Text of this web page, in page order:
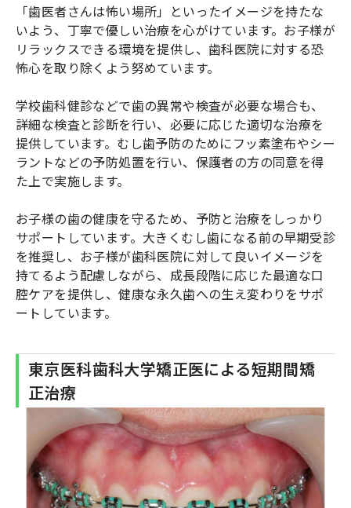
「歯医者さんは怖い場所」といったイメージを持たな
いよう、丁寧で優しい治療を心がけています。お子様が
リラックスできる環境を提供し、歯科医院に対する恐
怖心を取り除くよう努めています。
学校歯科健診などで歯の異常や検査が必要な場合も、
詳細な検査と診断を行い、必要に応じた適切な治療を
提供しています。むし歯予防のためにフッ素塗布やシー
ラントなどの予防処置を行い、保護者の方の同意を得
た上で実施します。
お子様の歯の健康を守るため、予防と治療をしっかり
サポートしています。大きくむし歯になる前の早期受診
を推奨し、お子様が歯科医院に対して良いイメージを
持てるよう配慮しながら、成長段階に応じた最適な口
腔ケアを提供し、健康な永久歯への生え変わりをサポ
ートしています。
東京医科歯科大学矯正医による短期間矯
正治療